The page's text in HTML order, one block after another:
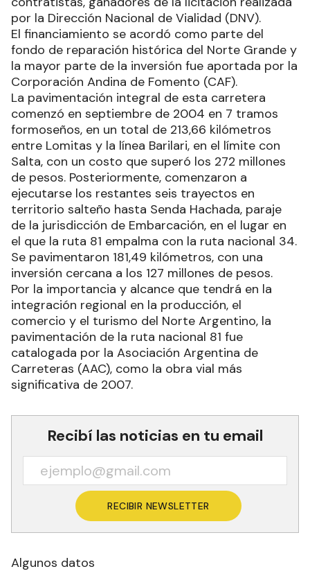
por la Dirección Nacional de Vialidad (DNV).
El financiamiento se acordó como parte del
fondo de reparación histórica del Norte Grande y
la mayor parte de la inversión fue aportada por la
Corporación Andina de Fomento (CAF).
La pavimentación integral de esta carretera
comenzó en septiembre de 2004 en 7 tramos
formoseños, en un total de 213,66 kilómetros
entre Lomitas y la línea Barilari, en el límite con
Salta, con un costo que superó los 272 millones
de pesos. Posteriormente, comenzaron a
ejecutarse los restantes seis trayectos en
territorio salteño hasta Senda Hachada, paraje
de la jurisdicción de Embarcación, en el lugar en
el que la ruta 81 empalma con la ruta nacional 34.
Se pavimentaron 181,49 kilómetros, con una
inversión cercana a los 127 millones de pesos.
Por la importancia y alcance que tendrá en la
integración regional en la producción, el
comercio y el turismo del Norte Argentino, la
pavimentación de la ruta nacional 81 fue
catalogada por la Asociación Argentina de
Carreteras (AAC), como la obra vial más
significativa de 2007.
Recibí las noticias en tu email
RECIBIR NEWSLETTER
Algunos datos